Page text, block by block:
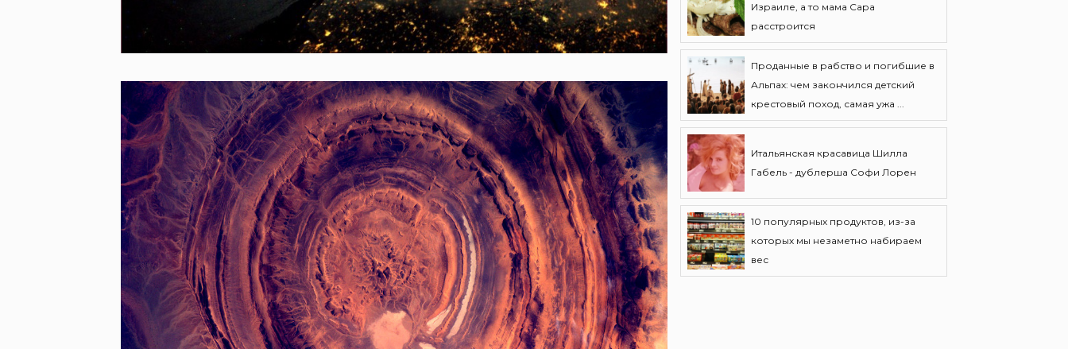
Израиле, а то мама Сара
расстроится
Проданные в рабство и погибшие в
Альпах: чем закончился детский
крестовый поход, самая ужа ...
Итальянская красавица Шилла
Габель - дублерша Софи Лорен
10 популярных продуктов, из-за
которых мы незаметно набираем
вес